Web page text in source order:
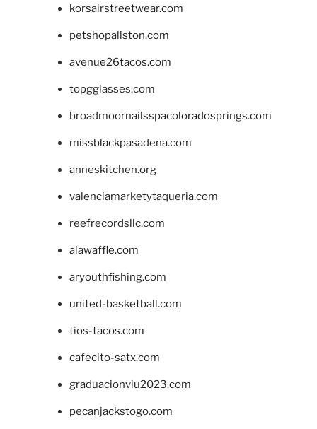
korsairstreetwear.com
petshopallston.com
avenue26tacos.com
topgglasses.com
broadmoornailsspacoloradosprings.com
missblackpasadena.com
anneskitchen.org
valenciamarketytaqueria.com
reefrecordsllc.com
alawaffle.com
aryouthfishing.com
united-basketball.com
tios-tacos.com
cafecito-satx.com
graduacionviu2023.com
pecanjackstogo.com